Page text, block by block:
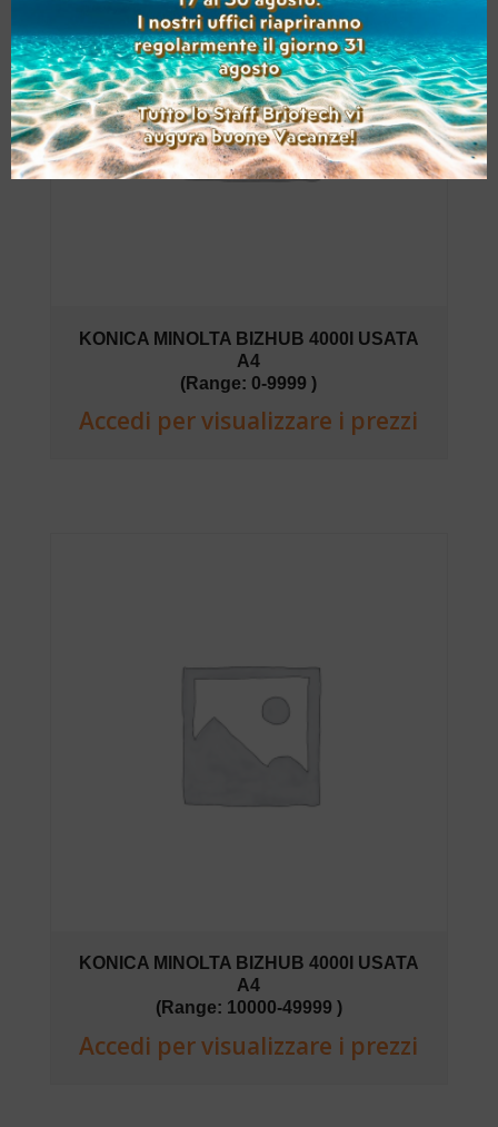
KONICA MINOLTA BIZHUB 4000I USATA
A4
(Range: 0-9999 )
Accedi per visualizzare i prezzi
KONICA MINOLTA BIZHUB 4000I USATA
A4
(Range: 10000-49999 )
Accedi per visualizzare i prezzi